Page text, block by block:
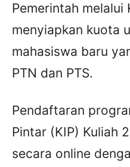
Pemerintah melalui
menyiapkan kuota
mahasiswa baru
PTN dan PTS.
Pendaftaran
Pintar (KIP) Kuliah
secara online